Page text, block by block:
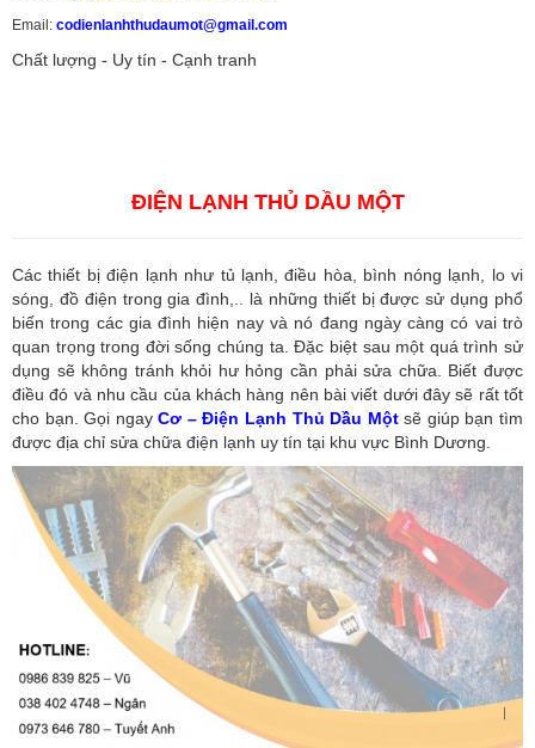
Email: codienlanhthudaumot@gmail.com
Chất lượng - Uy tín - Cạnh tranh
ĐIỆN LẠNH THỦ DẦU MỘT
Các thiết bị điện lạnh như tủ lạnh, điều hòa, bình nóng lạnh, lo vi
sóng, đồ điện trong gia đình,.. là những thiết bị được sử dụng phổ
biến trong các gia đình hiện nay và nó đang ngày càng có vai trò
quan trọng trong đời sống chúng ta. Đặc biệt sau một quá trình sử
dụng sẽ không tránh khỏi hư hỏng cần phải sửa chữa. Biết được
điều đó và nhu cầu của khách hàng nên bài viết dưới đây sẽ rất tốt
cho bạn. Gọi ngayCơ – Điện Lạnh Thủ Dầu Một sẽ giúp bạn tìm
được địa chỉ sửa chữa điện lạnh uy tín tại khu vực Bình Dương.